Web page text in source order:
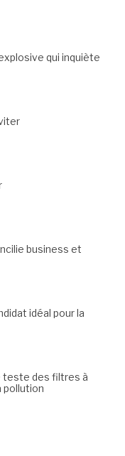
qui inquiète
business et
idéal pour la
teste des filtres à
pollution